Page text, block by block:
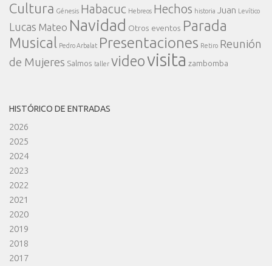
Cultura Génesis Habacuc Hebreos Hechos historia Juan Levítico
Lucas Mateo Navidad Otros eventos Parada
Musical
Pedro Arbalat Presentaciones Retiro Reunión
de Mujeres Salmos taller videovisita zambomba
HISTÓRICO DE ENTRADAS
2026
2025
2024
2023
2022
2021
2020
2019
2018
2017